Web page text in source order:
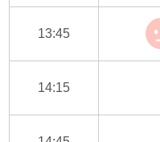
13:45
14:15